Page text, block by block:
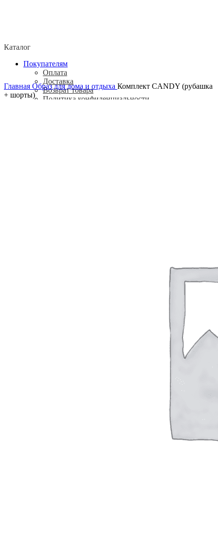
Каталог
Покупателям
Оплата
Доставка
Возврат товара
Политика конфиденциальности
Главная Образ для дома и отдыха Комплект CANDY (рубашка
+ шорты)